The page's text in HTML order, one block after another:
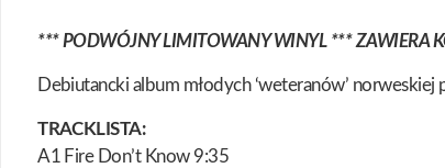
*** PODWÓJNY LIMITOWANY WINYL *** ZAWIERA
Debiutancki album młodych ‘weteranów’
TRACKLISTA:
A1 Fire Don’t Know 9:35